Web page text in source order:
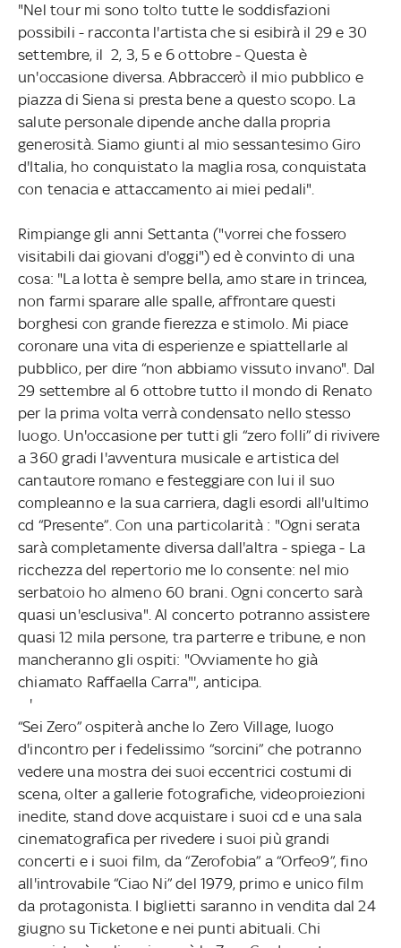
"Nel tour mi sono tolto tutte le soddisfazioni
possibili - racconta l'artista che si esibirà il 29 e 30
settembre, il 2, 3, 5 e 6 ottobre - Questa è
un'occasione diversa. Abbraccerò il mio pubblico e
piazza di Siena si presta bene a questo scopo. La
salute personale dipende anche dalla propria
generosità. Siamo giunti al mio sessantesimo Giro
d'Italia, ho conquistato la maglia rosa, conquistata
con tenacia e attaccamento ai miei pedali".
Rimpiange gli anni Settanta ("vorrei che fossero
visitabili dai giovani d'oggi") ed è convinto di una
cosa: "La lotta è sempre bella, amo stare in trincea,
non farmi sparare alle spalle, affrontare questi
borghesi con grande fierezza e stimolo. Mi piace
coronare una vita di esperienze e spiattellarle al
pubblico, per dire “non abbiamo vissuto invano". Dal
29 settembre al 6 ottobre tutto il mondo di Renato
per la prima volta verrà condensato nello stesso
luogo. Un'occasione per tutti gli “zero folli” di rivivere
a 360 gradi l'avventura musicale e artistica del
cantautore romano e festeggiare con lui il suo
compleanno e la sua carriera, dagli esordi all'ultimo
cd “Presente”. Con una particolarità : "Ogni serata
sarà completamente diversa dall'altra - spiega - La
ricchezza del repertorio me lo consente: nel mio
serbatoio ho almeno 60 brani. Ogni concerto sarà
quasi un'esclusiva". Al concerto potranno assistere
quasi 12 mila persone, tra parterre e tribune, e non
mancheranno gli ospiti: "Ovviamente ho già
chiamato Raffaella Carra"', anticipa.
'
“Sei Zero” ospiterà anche lo Zero Village, luogo
d'incontro per i fedelissimo “sorcini” che potranno
vedere una mostra dei suoi eccentrici costumi di
scena, olter a gallerie fotografiche, videoproiezioni
inedite, stand dove acquistare i suoi cd e una sala
cinematografica per rivedere i suoi più grandi
concerti e i suoi film, da “Zerofobia” a “Orfeo9”, fino
all'introvabile “Ciao Ni” del 1979, primo e unico film
da protagonista. I biglietti saranno in vendita dal 24
giugno su Ticketone e nei punti abituali. Chi